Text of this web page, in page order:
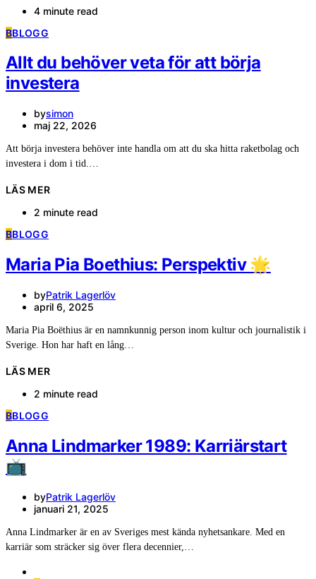
4 minute read
BBLOGG
Allt du behöver veta för att börja
investera
bysimon
maj 22, 2026
Att börja investera behöver inte handla om att du ska hitta raketbolag och
investera i dom i tid.…
LÄS MER
2 minute read
BBLOGG
Maria Pia Boethius: Perspektiv 🌟
byPatrik Lagerlöv
april 6, 2025
Maria Pia Boëthius är en namnkunnig person inom kultur och journalistik i
Sverige. Hon har haft en lång…
LÄS MER
2 minute read
BBLOGG
Anna Lindmarker 1989: Karriärstart
📺
byPatrik Lagerlöv
januari 21, 2025
Anna Lindmarker är en av Sveriges mest kända nyhetsankare. Med en
karriär som sträcker sig över flera decennier,…